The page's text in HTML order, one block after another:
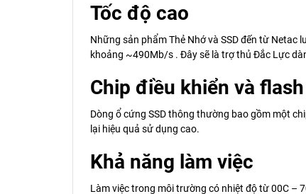
Tốc độ cao
Những sản phẩm Thẻ Nhớ và SSD đến từ Netac
khoảng ~490Mb/s . Đây sẽ là trợ thủ Đắc Lực
Chip điều khiển và flash
Dòng ổ cứng SSD thông thường bao gồm một
lại hiệu quả sử dụng cao.
Khả năng làm việc
Làm việc trong môi trường có nhiệt độ từ 00C –